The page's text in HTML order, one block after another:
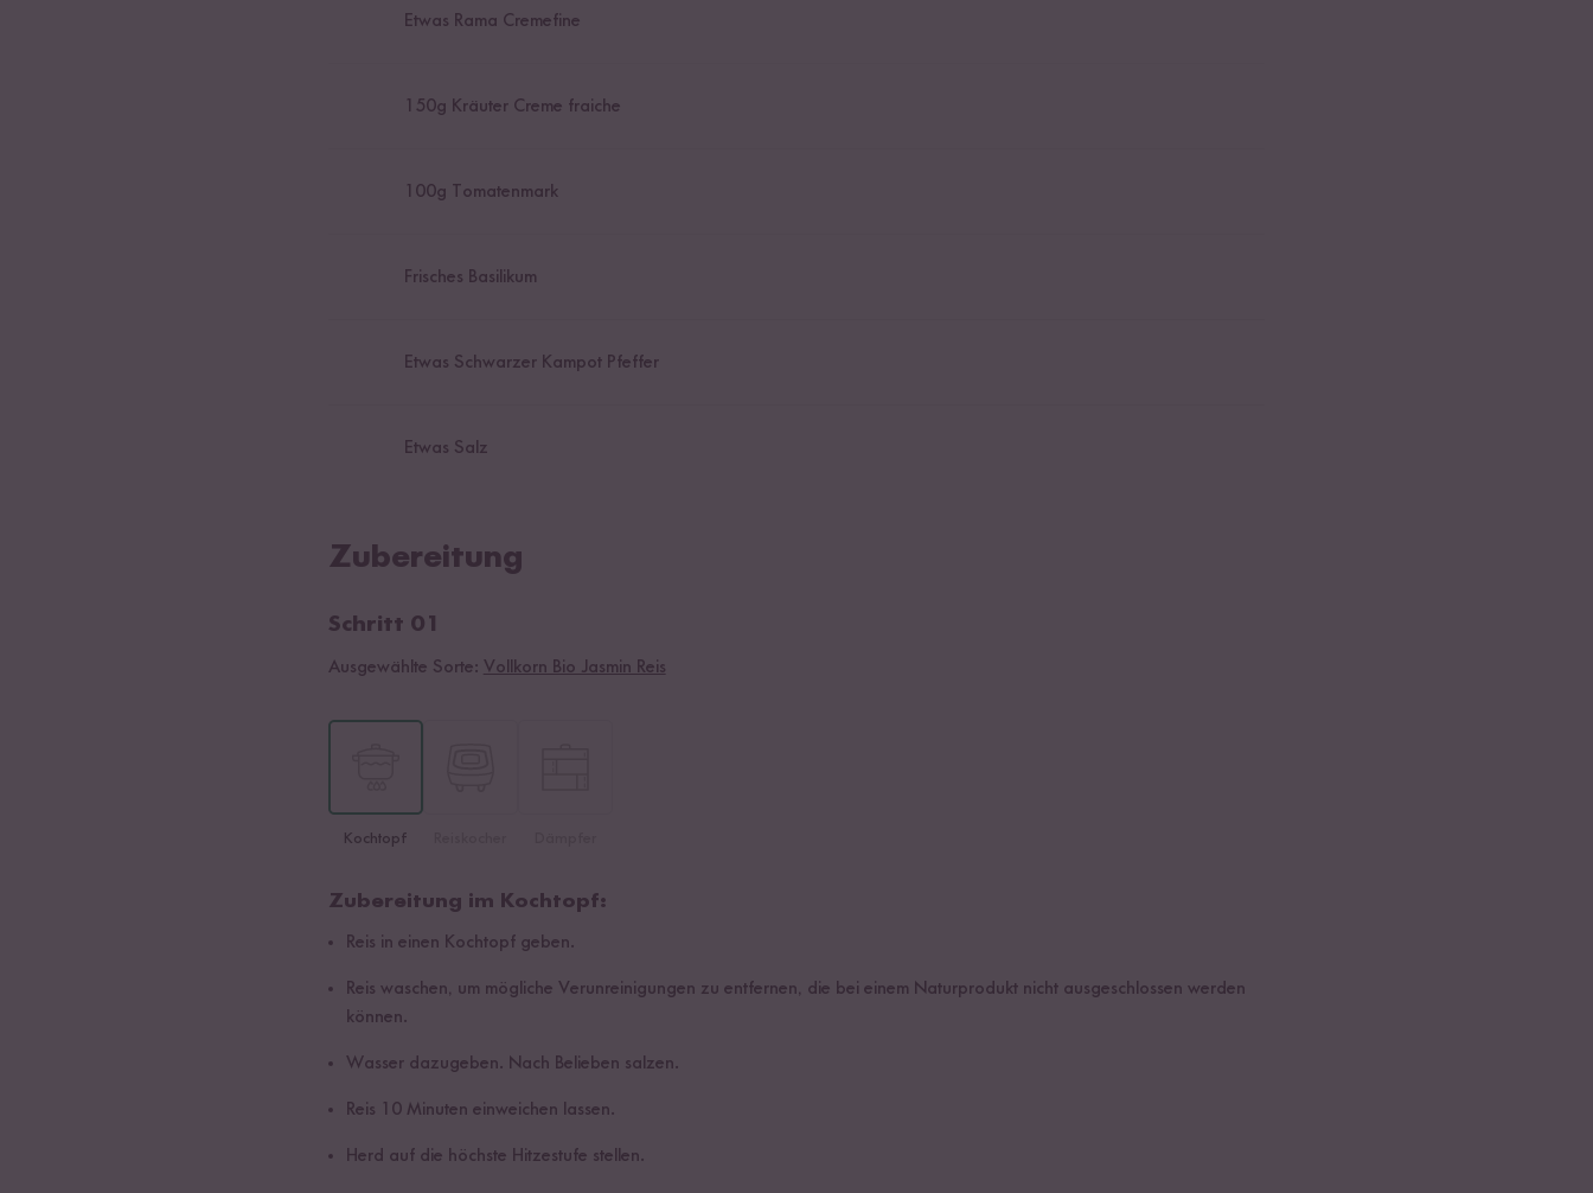
Etwas Rama Cremefine
150g Kräuter Creme fraiche
100g Tomatenmark
Frisches Basilikum
Etwas Schwarzer Kampot Pfeffer
Etwas Salz
Zubereitung
Schritt 01
Ausgewählte Sorte: Vollkorn Bio Jasmin Reis
Kochtopf
Zubereitung im Kochtopf:
Reis in einen Kochtopf geben.
Reis waschen, um mögliche Verunreinigungen zu entfernen, die bei einem Naturprodukt nicht ausgeschlossen werden
können.
Wasser dazugeben. Nach Belieben salzen.
Reis 10 Minuten einweichen lassen.
Herd auf die höchste Hitzestufe stellen.